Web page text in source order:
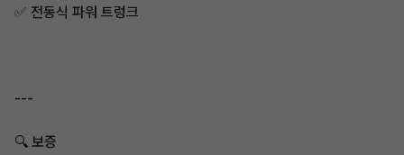
✅ 전동식 파워 트렁크
---
🔍 보증